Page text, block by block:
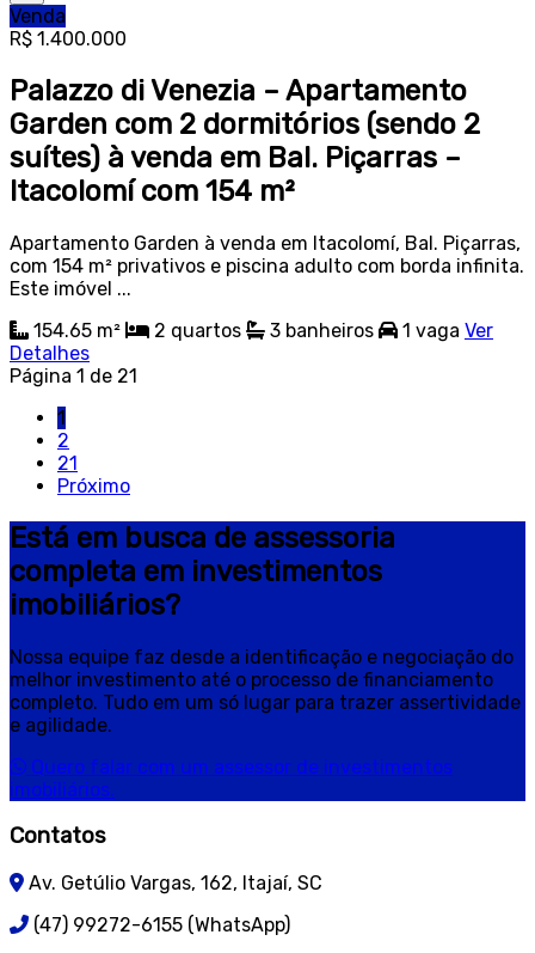
Venda
R$ 1.400.000
Palazzo di Venezia – Apartamento
Garden com 2 dormitórios (sendo 2
suítes) à venda em Bal. Piçarras –
Itacolomí com 154 m²
Apartamento Garden à venda em Itacolomí, Bal. Piçarras,
com 154 m² privativos e piscina adulto com borda infinita.
Este imóvel ...
154.65 m²
2 quartos 3 banheiros 1 vaga Ver
Detalhes
Página 1 de 21
1
2
21
Próximo
Está em busca de assessoria
completa em investimentos
imobiliários?
Nossa equipe faz desde a identificação e negociação do
melhor investimento até o processo de financiamento
completo. Tudo em um só lugar para trazer assertividade
e agilidade.
Quero falar com um assessor de investimentos
imobiliários.
Contatos
Av. Getúlio Vargas, 162, Itajaí, SC
(47) 99272-6155 (WhatsApp)